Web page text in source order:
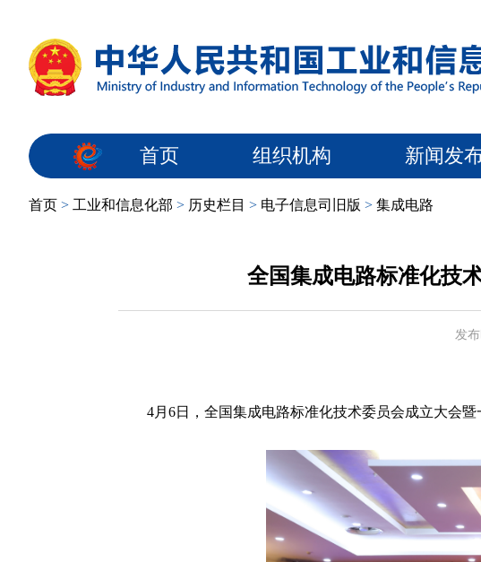
首页 组织机构 新闻发
首页 > 工业和信息化部 > 历史栏目 > 电子信息司旧版 > 集成电路
全国集成电路标准化技
发
4月6日，全国集成电路标准化技术委员会成立大会